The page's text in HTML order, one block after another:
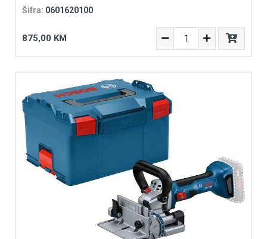
Šifra: 0601620100
875,00 KM